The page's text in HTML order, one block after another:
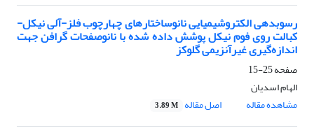
رسوبدهی الکتروشیمیایی نانوساختارهای چهارچوب فلز-آلی نیکل-
کبالت روی فوم نیکل پوشش داده شده با نانوصفحات گرافن جهت
اندازه‌گیری غیرآنزیمی گلوکز
صفحه25-15
الهام اسدیان
مشاهده مقاله
اصل مقاله 3.89 M